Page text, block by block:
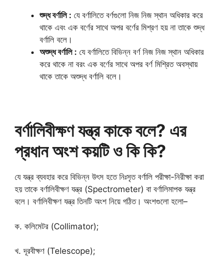
শুদ্ধ বর্ণালি : যে বর্ণালিতে বর্ণগুলো নিজ নিজ স্থান অধিকার করে
থাকে এবং এক বর্ণের সাথে অপর বর্ণের মিশ্রণ হয় না তাকে শুদ্ধ
বর্ণালি বলে।
অশুদ্ধ বর্ণালি : যে বর্ণালিতে বিভিন্ন বর্ণ নিজ নিজ স্থান অধিকার
করে থাকে না বরং এক বর্ণের সাথে অপর বর্ণ মিশ্রিত অবস্থায়
থাকে তাকে অশুদ্ধ বর্ণালি বলে।
বর্ণালিবীক্ষণ যন্ত্র কাকে বলে? এর
প্রধান অংশ কয়টি ও কি কি?
যে যন্ত্র ব্যবহার করে বিভিন্ন উৎস হতে নিঃসৃত বর্ণালি পরীক্ষা-নিরীক্ষা করা
হয় তাকে বর্ণালিবীক্ষণ যন্ত্র (Spectrometer) বা বর্ণালিমাপক যন্ত্র
বলে। বর্ণালিবীক্ষণ যন্ত্র তিনটি অংশ নিয়ে গঠিত। অংশগুলো হলো–
ক. কলিমেটর (Collimator);
খ. দূরবীক্ষণ (Telescope);